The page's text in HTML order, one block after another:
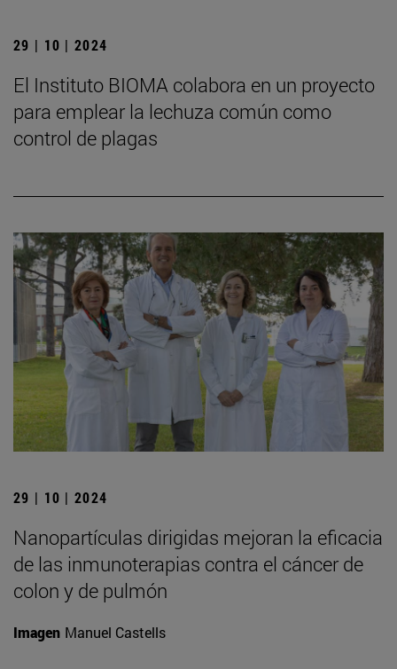
29 | 10 | 2024
El Instituto BIOMA colabora en un proyecto
para emplear la lechuza común como
control de plagas
29 | 10 | 2024
Nanopartículas dirigidas mejoran la eficacia
de las inmunoterapias contra el cáncer de
colon y de pulmón
Imagen Manuel Castells